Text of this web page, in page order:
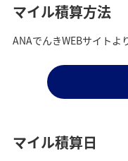
マイル積算方法
ANAでんきWEBサイトよ
マイル積算日